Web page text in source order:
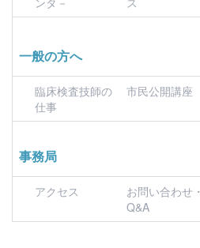
一般の方へ
臨床検査技師の
仕事
市民公開講座
事務局
アクセス
お問い合わせ・
Q&A